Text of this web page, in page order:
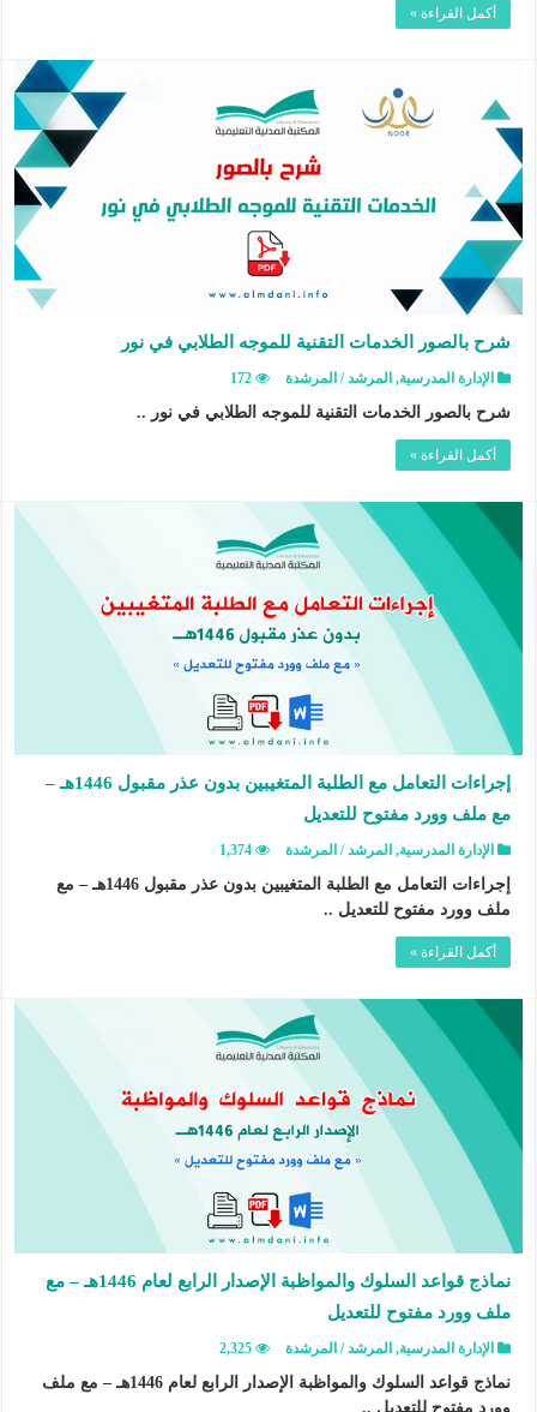
أكمل القراءة »
شرح بالصور الخدمات التقنية للموجه الطلابي في نور
الإدارة المدرسية,المرشد / المرشدة 172
شرح بالصور الخدمات التقنية للموجه الطلابي في نور ..
أكمل القراءة »
إجراءات التعامل مع الطلبة المتغيبين بدون عذر مقبول 1446هـ –
مع ملف وورد مفتوح للتعديل
الإدارة المدرسية, المرشد / المرشدة 1,374
إجراءات التعامل مع الطلبة المتغيبين بدون عذر مقبول 1446هـ – مع
ملف وورد مفتوح للتعديل ..
أكمل القراءة »
نماذج قواعد السلوك والمواظبة الإصدار الرابع لعام 1446هـ – مع
ملف وورد مفتوح للتعديل
الإدارة المدرسية, المرشد / المرشدة 2,325
نماذج قواعد السلوك والمواظبة الإصدار الرابع لعام 1446هـ – مع ملف
وورد مفتوح للتعديل ..